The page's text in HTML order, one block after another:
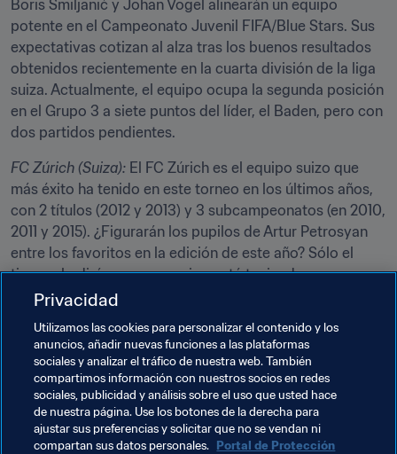
Boris Smiljanić y Johan Vogel alinearán un equipo
potente en el Campeonato Juvenil FIFA/Blue Stars. Sus
expectativas cotizan al alza tras los buenos resultados
obtenidos recientemente en la cuarta división de la liga
suiza. Actualmente, el equipo ocupa la segunda posición
en el Grupo 3 a siete puntos del líder, el Baden, pero con
dos partidos pendientes.
FC Zúrich (Suiza): El FC Zúrich es el equipo suizo que
más éxito ha tenido en este torneo en los últimos años,
con 2 títulos (2012 y 2013) y 3 subcampeonatos (en 2010,
2011 y 2015). ¿Figurarán los pupilos de Artur Petrosyan
entre los favoritos en la edición de este año? Sólo el
tiempo lo dirá, pues su equipo está teniendo
actualmente algunos apuros en la
FC Blue Stars (Suiza/anfitrión): El Campeonato Juvenil
FIFA/Blue Stars constituye siempre el punto culminante
del año para el equipo anfitrión, cuyos jóvenes volverán
a intentar terminar en una buena posición tras quedar
décimos en 2013, 2014 y 2015.
Privacidad
Utilizamos las cookies para personalizar el contenido y los
anuncios, añadir nuevas funciones a las plataformas
sociales y analizar el tráfico de nuestra web. También
compartimos información con nuestros socios en redes
sociales, publicidad y análisis sobre el uso que usted hace
de nuestra página. Use los botones de la derecha para
ajustar sus preferencias y solicitar que no se vendan ni
compartan sus datos personales. Portal de Protección